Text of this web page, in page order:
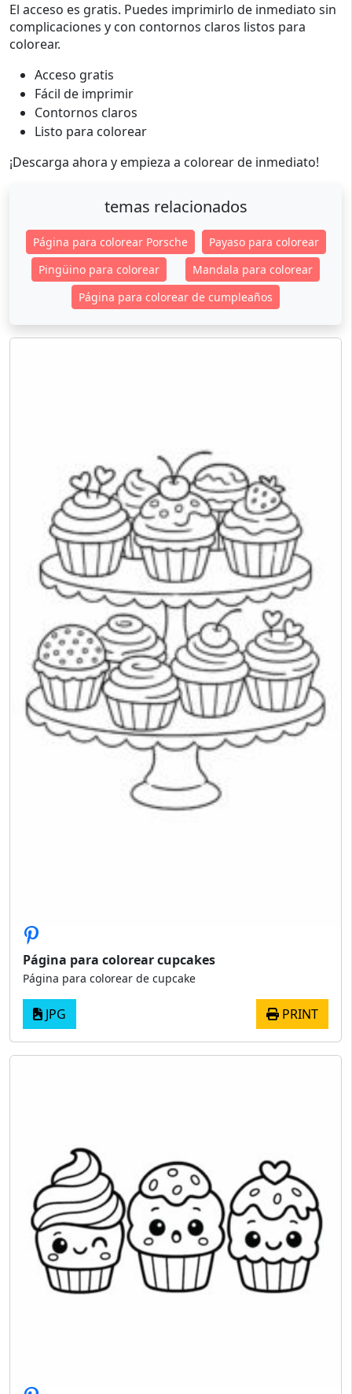
El acceso es gratis. Puedes imprimirlo de inmediato sin
complicaciones y con contornos claros listos para
colorear.
Acceso gratis
Fácil de imprimir
Contornos claros
Listo para colorear
¡Descarga ahora y empieza a colorear de inmediato!
temas relacionados
Página para colorear Porsche
Payaso para colorear
Pingüino para colorear
Mandala para colorear
Página para colorear de cumpleaños
Página para colorear cupcakes
Página para colorear de cupcake
JPG PRINT